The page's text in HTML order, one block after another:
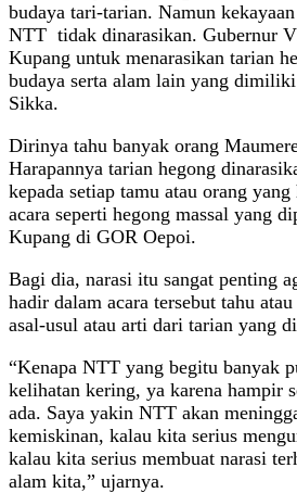
budaya tari-tarian. Namun
NTT tidak dinarasikan. Gubernur
Kupang untuk menarasikan tarian
budaya serta alam lain yang
Sikka.
Dirinya tahu banyak orang
Harapannya tarian hegong
kepada setiap tamu atau orang
acara seperti hegong massal yang
Kupang di GOR Oepoi.
Bagi dia, narasi itu sangat penting
hadir dalam acara tersebut tahu
asal-usul atau arti dari tarian yang
“Kenapa NTT yang begitu banyak
kelihatan kering, ya karena hampir
ada. Saya yakin NTT akan
kemiskinan, kalau kita serius
kalau kita serius membuat narasi
alam kita,” ujarnya.